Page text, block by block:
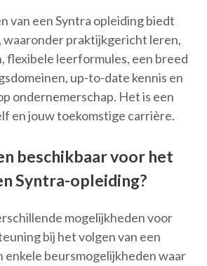
van een Syntra opleiding biedt
waaronder praktijkgericht leren,
flexibele leerformules, een breed
up-to-date kennis en
ondernemerschap. Het is een
en jouw toekomstige carrière.
beschikbaar voor het
Syntra-opleiding?
mogelijkheden voor
bij het volgen van een
enkele beursmogelijkheden waar